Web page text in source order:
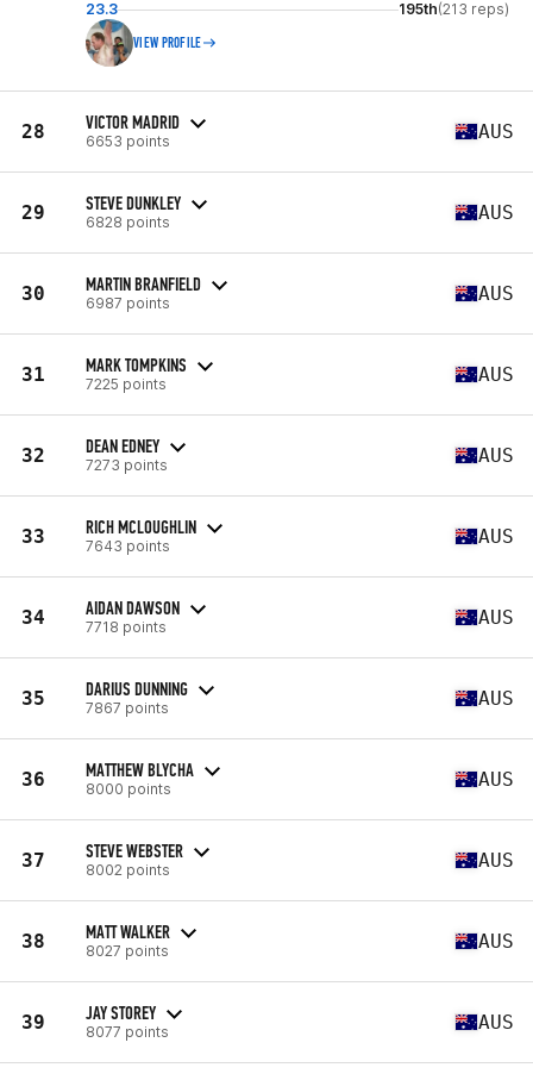
23.3 195th(213 reps)
VIEW PROFILE
28 VICTOR MADRID
6653 points AUS
29 STEVE DUNKLEY
6828 points AUS
30 MARTIN BRANFIELD
6987 points AUS
31 MARK TOMPKINS
7225 points AUS
32 DEAN EDNEY
7273 points AUS
33 RICH MCLOUGHLIN
7643 points AUS
34 AIDAN DAWSON
7718 points AUS
35 DARIUS DUNNING
7867 points AUS
36 MATTHEW BLYCHA
8000 points AUS
37 STEVE WEBSTER
8002 points AUS
38 MATT WALKER
8027 points AUS
39 JAY STOREY
8077 points AUS